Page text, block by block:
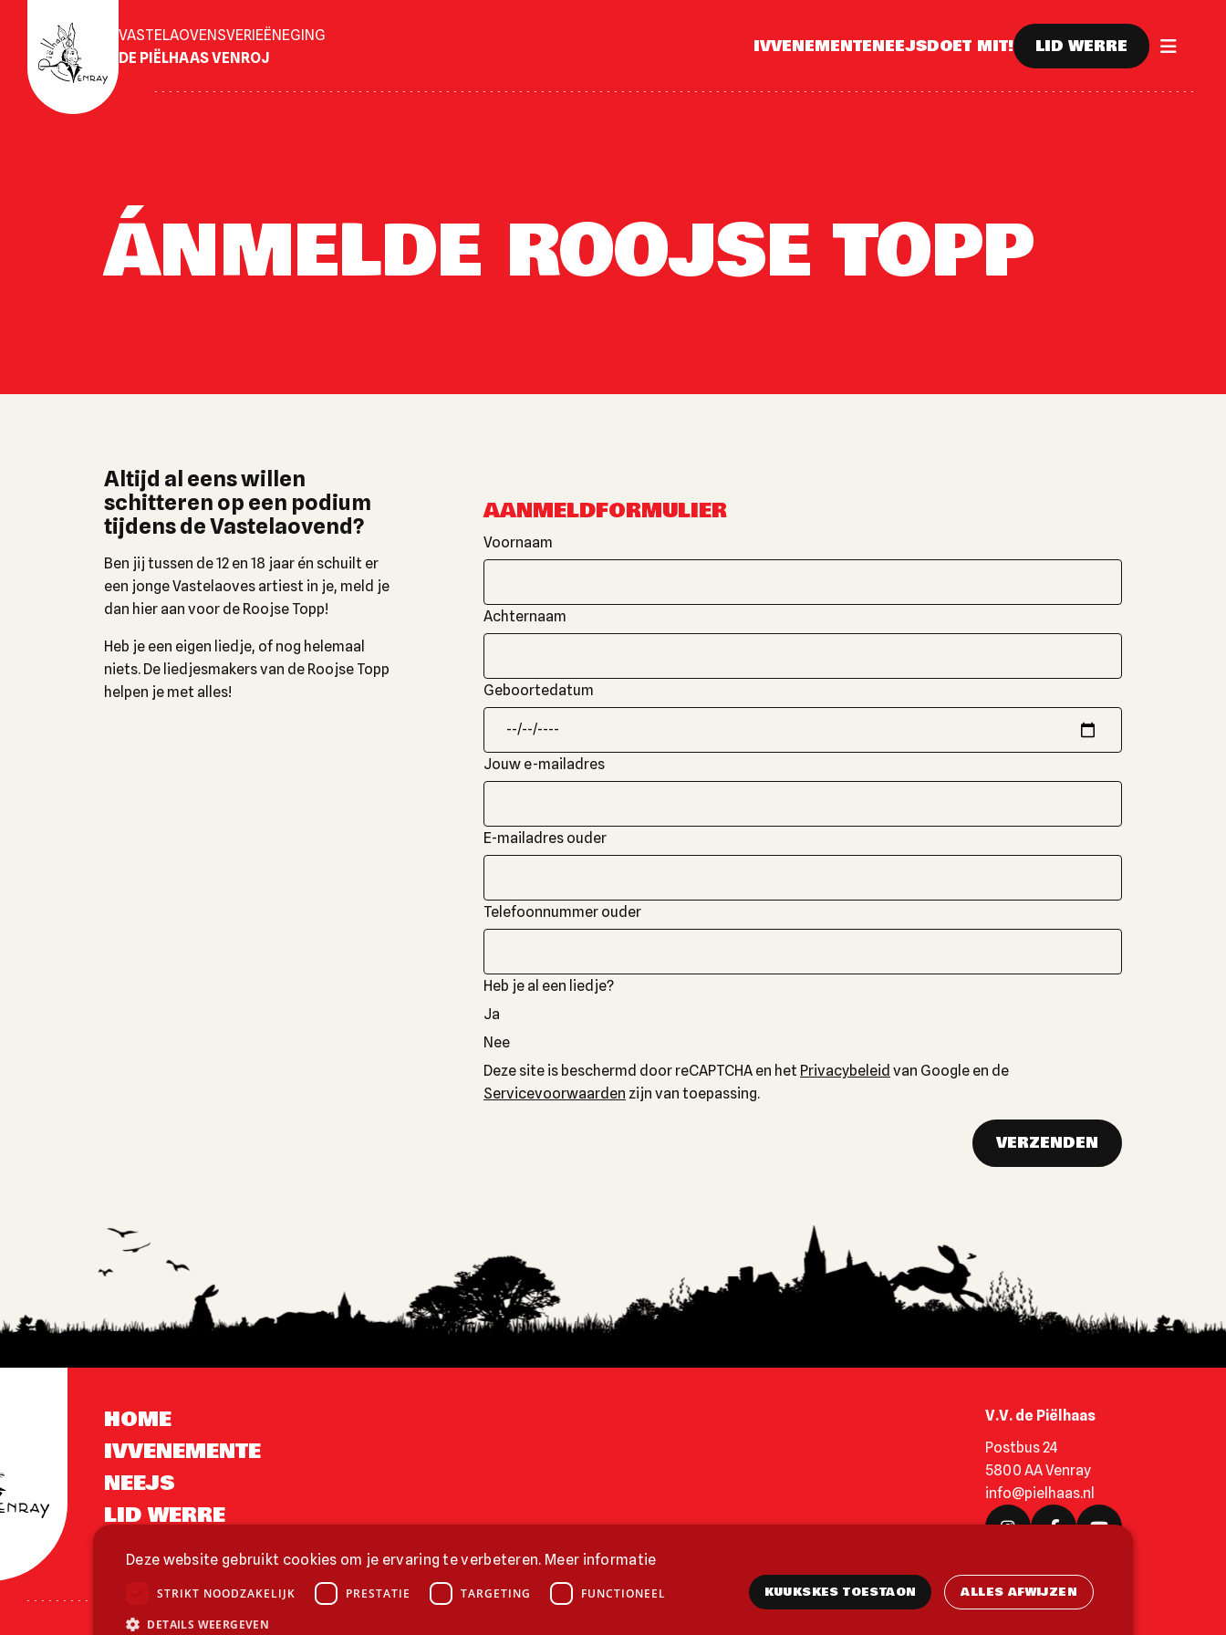
VASTELAOVENSVERIEËNEGING
DE PIËLHAAS VENROJ
IVVENEMENTENEEJSDOET MIT! LID WERRE
ÁNMELDE ROOJSE TOPP
Altijd al eens willen
schitteren op een podium
tijdens de Vastelaovend?
Ben jij tussen de 12 en 18 jaar én schuilt er
een jonge Vastelaoves artiest in je, meld je
dan hier aan voor de Roojse Topp!
Heb je een eigen liedje, of nog helemaal
niets. De liedjesmakers van de Roojse Topp
helpen je met alles!
AANMELDFORMULIER
Voornaam
Achternaam
Geboortedatum
Jouw e-mailadres
E-mailadres ouder
Telefoonnummer ouder
Heb je al een liedje?
Ja
Nee
Deze site is beschermd door reCAPTCHA en het Privacybeleid van Google en de
Servicevoorwaarden zijn van toepassing.
VERZENDEN
HOME
IVVENEMENTE
NEEJS
LID WERRE
KÒNTÁKT
V.V. de Piëlhaas
Postbus 24
5800 AA Venray
info@pielhaas.nl
Deze website gebruikt cookies om je ervaring te verbeteren. Meer informatie
STRIKT NOODZAKELIJK PRESTATIE TARGETING FUNCTIONEEL
DETAILS WEERGEVEN
KUUKSKES TOESTAON ALLES AFWIJZEN